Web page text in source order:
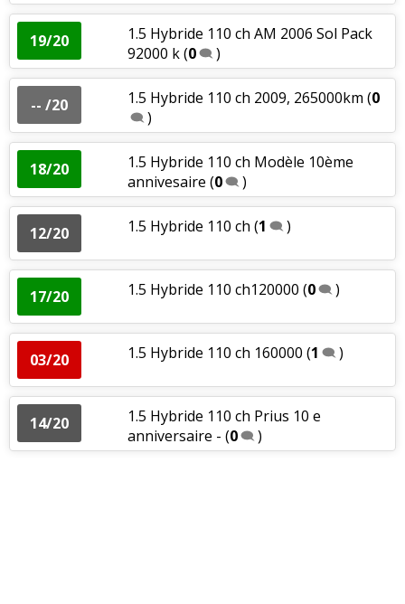
19/20
1.5 Hybride 110 ch AM 2006 Sol Pack
92000 k(0 )
-- /20 1.5 Hybride 110 ch 2009, 265000km (0
)
18/20
1.5 Hybride 110 ch Modèle 10ème
annivesaire (0 )
12/20 1.5 Hybride 110 ch (1 )
17/20 1.5 Hybride 110 ch120000 (0 )
03/20 1.5 Hybride 110 ch 160000 (1 )
14/20
1.5 Hybride 110 ch Prius 10 e
anniversaire - (0 )